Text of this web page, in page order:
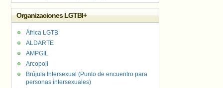
Organizaciones LGTBI+
África LGTB
ALDARTE
AMPGIL
Arcopoli
Brújula Intersexual (Punto de encuentro para
personas intersexuales)